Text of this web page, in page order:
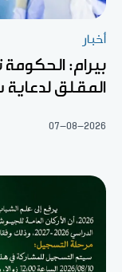
أخبار
بيرام: الحكومة
المقلق
07-08-2026